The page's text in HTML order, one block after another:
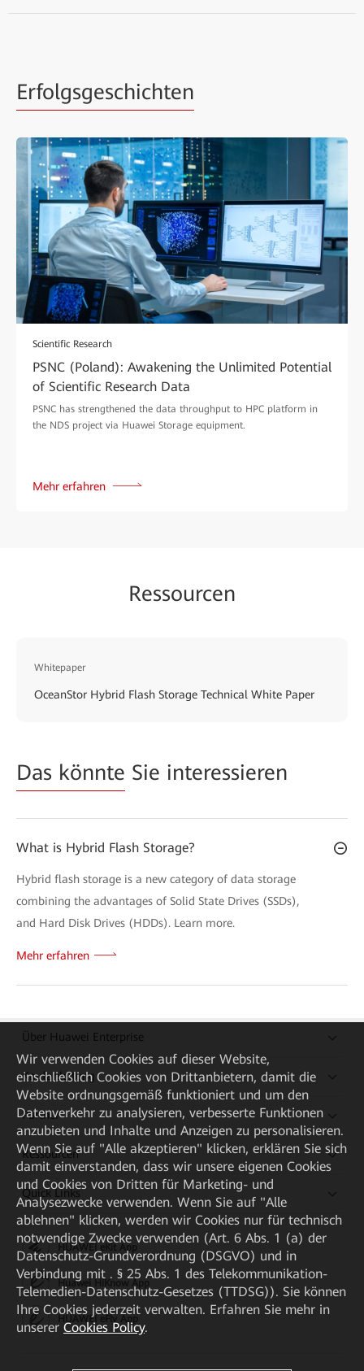
Erfolgsgeschichten
Scientific Research
PSNC (Poland): Awakening the Unlimited Potential
of Scientific Research Data
PSNC has strengthened the data throughput to HPC platform in
the NDS project via Huawei Storage equipment.
Mehr erfahren
Ressourcen
Whitepaper
OceanStor Hybrid Flash Storage Technical White Paper
Das könnte Sie interessieren
What is Hybrid Flash Storage?
Hybrid flash storage is a new category of data storage
combining the advantages of Solid State Drives (SSDs),
and Hard Disk Drives (HDDs). Learn more.
Mehr erfahren
Über Huawei Enterprise
Kaufanleitung
Partner
Ressourcen
Quick Links
HUAWEI eKit App
Huawei HiKnow App
HUAWEI eFly App
Wir verwenden Cookies auf dieser Website,
einschließlich Cookies von Drittanbietern, damit die
Website ordnungsgemäß funktioniert und um den
Datenverkehr zu analysieren, verbesserte Funktionen
anzubieten und Inhalte und Anzeigen zu personalisieren.
Wenn Sie auf "Alle akzeptieren" klicken, erklären Sie sich
damit einverstanden, dass wir unsere eigenen Cookies
und Cookies von Dritten für Marketing- und
Analysezwecke verwenden. Wenn Sie auf "Alle
ablehnen" klicken, werden wir Cookies nur für technisch
notwendige Zwecke verwenden (Art. 6 Abs. 1 (a) der
Datenschutz-Grundverordnung (DSGVO) und in
Verbindung mit . § 25 Abs. 1 des Telekommunikation-
Telemedien-Datenschutz-Gesetzes (TTDSG)). Sie können
Ihre Cookies jederzeit verwalten. Erfahren Sie mehr in
unserer Cookies Policy.